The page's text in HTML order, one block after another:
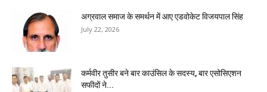
अग्रवाल समाज के समर्थन में आए एडवोकेट विजयपाल सिंह
July 22, 2026
कर्मवीर तुसीर बने बार काउंसिल के सदस्य, बार एसोसिएशन
सफीदों ने...